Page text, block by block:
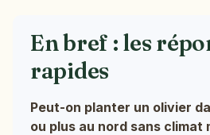
En bref : les
rapides
Peut-on planter un olivier
ou plus au nord sans climat